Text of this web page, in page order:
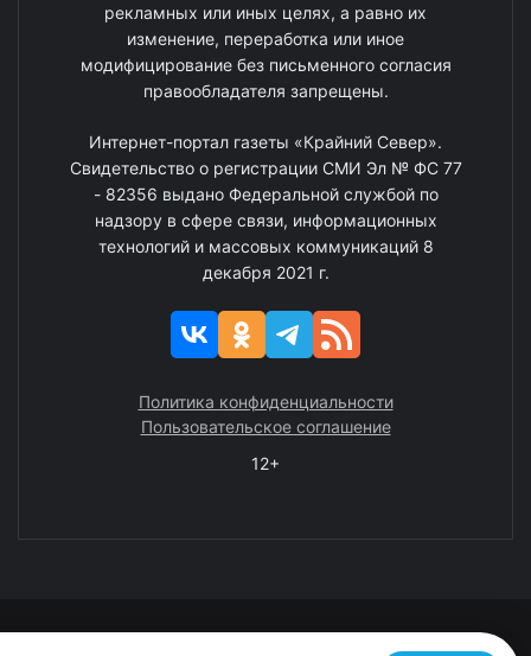
рекламных или иных целях, а равно их
изменение, переработка или иное
модифицирование без письменного согласия
правообладателя запрещены.
Интернет-портал газеты «Крайний Север».
Свидетельство о регистрации СМИ Эл № ФС 77
- 82356 выдано Федеральной службой по
надзору в сфере связи, информационных
технологий и массовых коммуникаций 8
декабря 2021 г.
Политика конфиденциальности
Пользовательское соглашение
12+